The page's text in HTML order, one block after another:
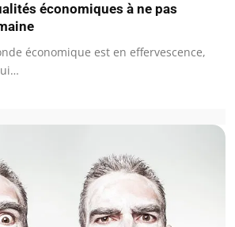
économiques à ne pas
économique est en effervescence,